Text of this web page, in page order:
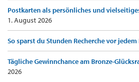
Postkarten als persönliches und
1. August 2026
So sparst du Stunden Recherche vor jedem
Tägliche Gewinnchance am Bronze-
2026